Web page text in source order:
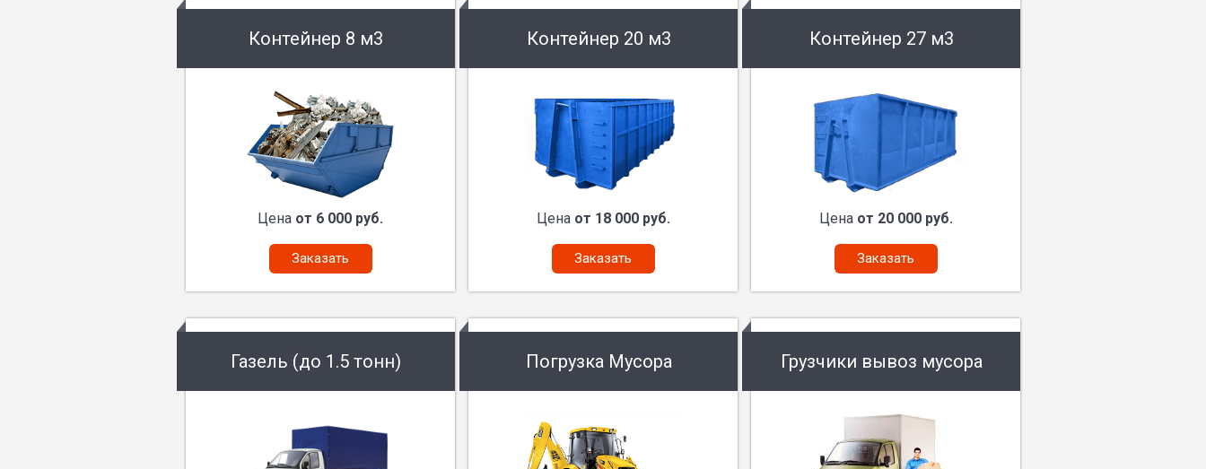
Контейнер 8 м3
Цена от 6 000 руб.
Заказать
Контейнер 20 м3
Цена от 18 000 руб.
Заказать
Контейнер 27 м3
Цена от 20 000 руб.
Заказать
Газель (до 1.5 тонн) Погрузка Мусора Грузчики вывоз мусора